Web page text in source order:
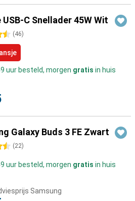
C Snellader 45W Wit
(46)
uur besteld, morgen gratis in huis
Galaxy Buds 3 FE Zwart
(22)
uur besteld, morgen gratis in huis
Samsung